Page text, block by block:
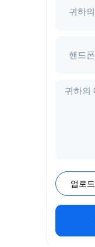
업로드